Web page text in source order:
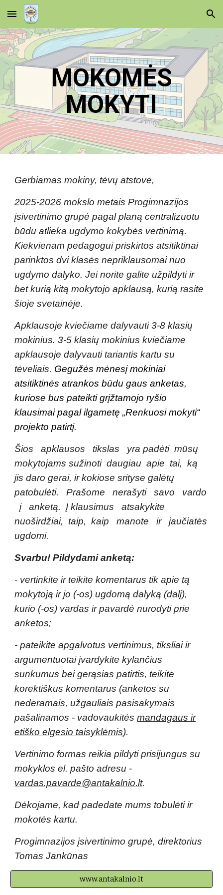
Skip to main content Skip to navigation
MOKOMĖS
MOKYTI
Gerbiamas mokiny, tėvų atstove,
2025-2026 mokslo metais Progimnazijos
įsivertinimo grupė pagal planą centralizuotu
būdu atlieka ugdymo kokybės vertinimą.
Kiekvienam pedagogui priskirtos atsitiktinai
parinktos dvi klasės nepriklausomai nuo
ugdymo dalyko. Jei norite galite užpildyti ir
bet kurią kitą mokytojo apklausą, kurią rasite
šioje svetainėje.
Apklausoje kviečiame dalyvauti 3-8 klasių
mokinius. 3-5 klasių mokinius kviečiame
apklausoje dalyvauti tariantis kartu su
tėveliais. Gegužės mėnesį mokiniai
atsitiktinės atrankos būdu gaus anketas,
kuriose bus pateikti grįžtamojo ryšio
klausimai pagal ilgametę „Renkuosi mokyti“
projekto patirtį.
Šios apklausos tikslas yra padėti mūsų
mokytojams sužinoti daugiau apie tai, ką
jis daro gerai, ir kokiose srityse galėtų
patobulėti. Prašome nerašyti savo vardo
į anketą. Į klausimus atsakykite
nuoširdžiai, taip, kaip manote ir jaučiatės
ugdomi.
Svarbu! Pildydami anketą:
- vertinkite ir teikite komentarus tik apie tą
mokytoją ir jo (-os) ugdomą dalyką (dalį),
kurio (-os) vardas ir pavardė nurodyti prie
anketos;
- pateikite apgalvotus vertinimus, tiksliai ir
argumentuotai įvardykite kylančius
sunkumus bei gerąsias patirtis, teikite
korektiškus komentarus (anketos su
nederamais, užgauliais pasisakymais
pašalinamos - vadovaukitėsmandagaus ir
etiško elgesio taisyklėmis).
Vertinimo formas reikia pildyti prisijungus su
mokyklos el. pašto adresu -
vardas.pavarde@antakalnio.lt.
Dėkojame, kad padedate mums tobulėti ir
mokotės kartu.
Progimnazijos įsivertinimo grupė, direktorius
Tomas Jankūnas
www.antakalnio.lt